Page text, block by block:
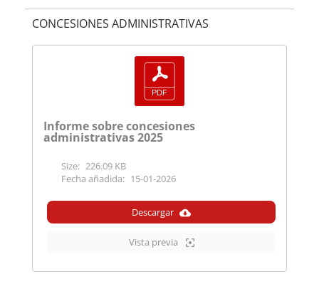
CONCESIONES ADMINISTRATIVAS
Informe sobre concesiones
administrativas 2025
Size: 226.09 KB
Fecha añadida: 15-01-2026
Descargar
Vista previa